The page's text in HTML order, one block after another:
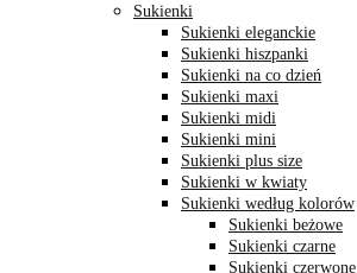
Sukienki
Sukienki eleganckie
Sukienki hiszpanki
Sukienki na co dzień
Sukienki maxi
Sukienki midi
Sukienki mini
Sukienki plus size
Sukienki w kwiaty
Sukienki według kolorów
Sukienki beżowe
Sukienki czarne
Sukienki czerwone